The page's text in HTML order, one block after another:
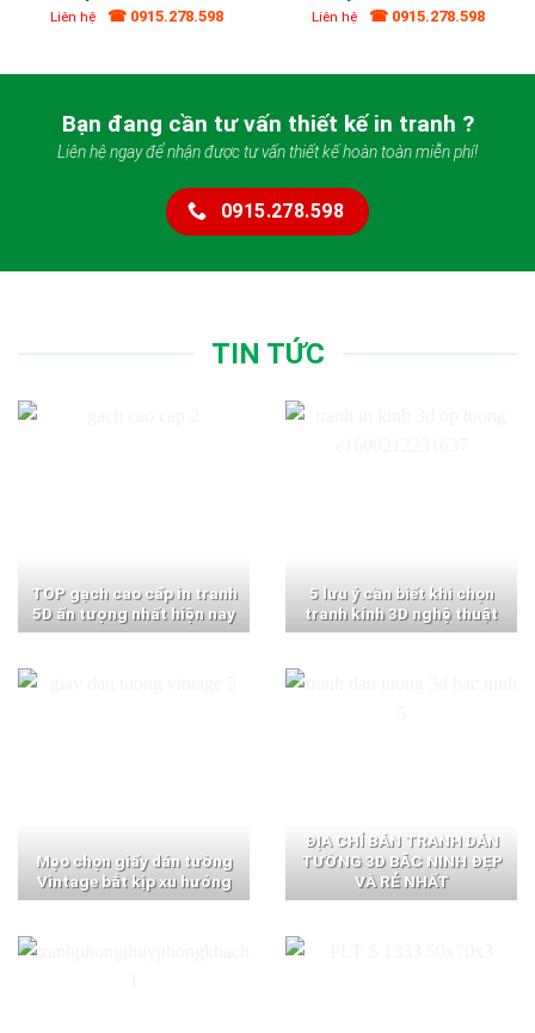
Liên hệ ☎ 0915.278.598 Liên hệ ☎ 0915.278.598
Bạn đang cần tư vấn thiết kế in tranh ?
Liên hệ ngay để nhận được tư vấn thiết kế hoàn toàn miễn phí!
0915.278.598
TIN TỨC
TOP gạch cao cấp in tranh
5D ấn tượng nhất hiện nay
5 lưu ý cần biết khi chọn
tranh kính 3D nghệ thuật
Mẹo chọn giấy dán tường
Vintage bắt kịp xu hướng
ĐỊA CHỈ BÁN TRANH DÁN
TƯỜNG 3D BẮC NINH ĐẸP
VÀ RẺ NHẤT